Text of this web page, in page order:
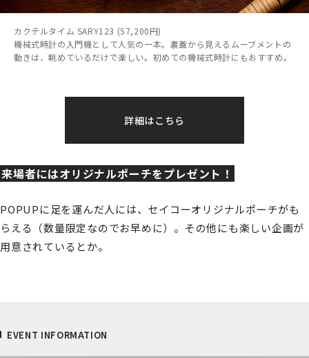
カクテルタイム SARY123 (57,200円)
機械式時計の入門機として人気の一本。裏蓋から見えるムーブメントの
動きは、眺めているだけで楽しい。初めての機械式時計にもおすすめ。
詳細はこちら
来場者にはオリジナルポーチをプレゼント！
POPUPに足を運んだ人には、セイコーオリジナルポーチがも
らえる（数量限定なのでお早めに）。その他にも楽しい企画が
用意されているとか。
EVENT INFORMATION